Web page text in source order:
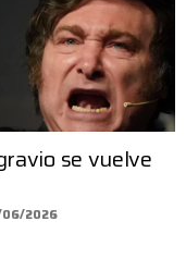
se vuelve
2026